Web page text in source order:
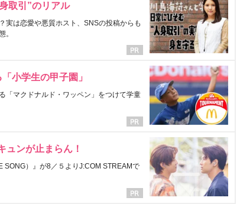
取引”のリアル
実は恋愛や悪質ホスト、SNSの投稿からも
。
小学生の甲子園」
「マクドナルド・ワッペン」をつけて学童
ュンが止まらん！
SONG）』が8／５よりJ:COM STREAMで